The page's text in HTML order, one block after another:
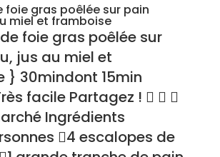
foie gras poêlée sur pain
miel et framboise
foie gras poêlée sur
jus au miel et
} 30mindont 15min
facile Partagez !   
Ingrédients
4 escalopes de